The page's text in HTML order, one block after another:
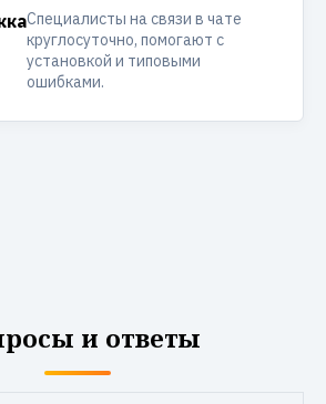
Специалисты на связи в чате
круглосуточно, помогают с
установкой и типовыми
ошибками.
и ответы